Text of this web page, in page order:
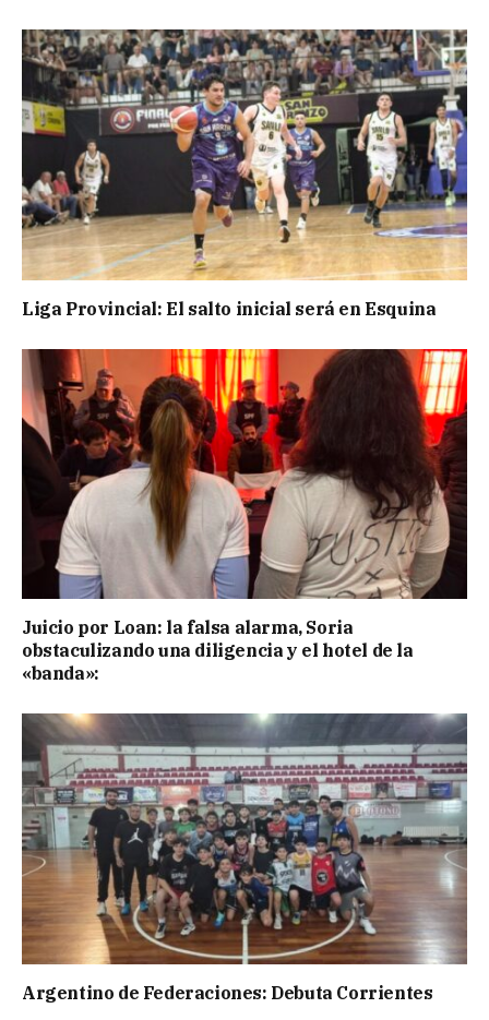
Liga Provincial: El salto inicial será en Esquina
Juicio por Loan: la falsa alarma, Soria
obstaculizando una diligencia y el hotel de la
«banda»:
Argentino de Federaciones: Debuta Corrientes